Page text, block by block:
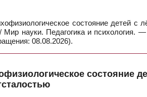
состояние детей с
науки. Педагогика и
08.08.2026).
состояние